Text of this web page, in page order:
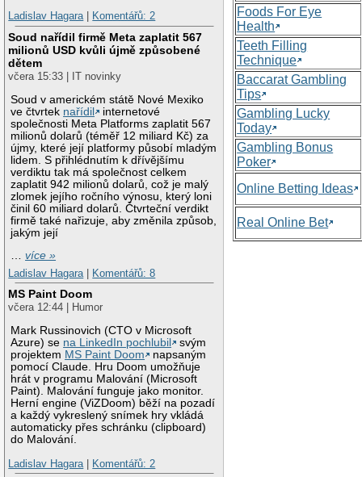
Ladislav Hagara| Komentářů: 2
Soud nařídil firmě Meta zaplatit 567
milionů USD kvůli újmě způsobené
dětem
včera 15:33 | IT novinky
Soud v americkém státě Nové Mexiko
ve čtvrtek nařídil
internetové
společnosti Meta Platforms zaplatit 567
milionů dolarů (téměř 12 miliard Kč) za
újmy, které její platformy působí mladým
lidem. S přihlédnutím k dřívějšímu
verdiktu tak má společnost celkem
zaplatit 942 milionů dolarů, což je malý
zlomek jejího ročního výnosu, který loni
činil 60 miliard dolarů. Čtvrteční verdikt
firmě také nařizuje, aby změnila způsob,
jakým její
…více »
Ladislav Hagara
Komentářů: 8
MS Paint Doom
včera 12:44 | Humor
Mark Russinovich (CTO v Microsoft
Azure) se na LinkedIn pochlubil
svým
projektem MS Paint Doom
napsaným
pomocí Claude. Hru Doom umožňuje
hrát v programu Malování (Microsoft
Paint). Malování funguje jako monitor.
Herní engine (ViZDoom) běží na pozadí
a každý vykreslený snímek hry vkládá
automaticky přes schránku (clipboard)
do Malování.
Ladislav Hagara
Komentářů: 2
Foods For Eye
Health
Teeth Filling
Technique
Baccarat Gambling
Tips
Gambling Lucky
Today
Gambling Bonus
Poker
Online Betting Ideas
Real Online Bet